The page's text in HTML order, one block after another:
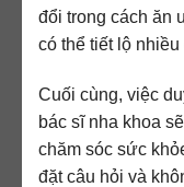
đổi trong cách ăn
có thể tiết lộ
Cuối cùng, việc
bác sĩ nha khoa
chăm sóc sức
đặt câu hỏi và